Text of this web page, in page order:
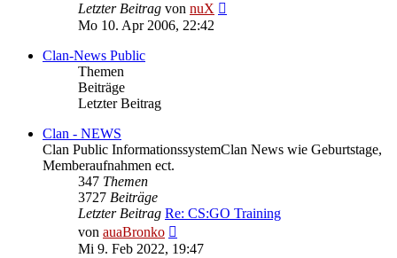
Letzter Beitrag von nuX
Mo 10. Apr 2006, 22:42
Clan-News Public
Themen
Beiträge
Letzter Beitrag
Clan - NEWS
Clan Public InformationssystemClan News wie Geburtstage,
Memberaufnahmen ect.
347 Themen
3727 Beiträge
Letzter Beitrag Re: CS:GO Training
von auaBronko
Beitrag
Mi 9. Feb 2022, 19:47